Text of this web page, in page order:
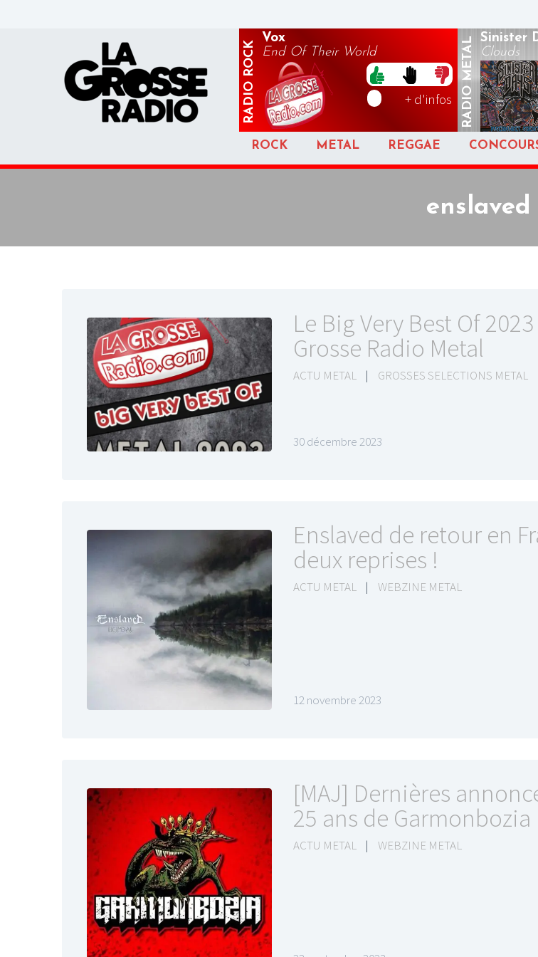
RADIO
ROCK
Vox
End Of Their World
+ d'infos RADIO
METAL Sinister
Clouds
ROCK METAL REGGAE
enslaved
Le Big Very Best Of
Grosse Radio Metal
ACTU METAL | GROSSES SELECTIONS METAL
30 décembre 2023
Enslaved de retour en
deux reprises !
ACTU METAL | WEBZINE METAL
12 novembre 2023
[MAJ] Dernières
25 ans de Garmonbozia
ACTU METAL | WEBZINE METAL